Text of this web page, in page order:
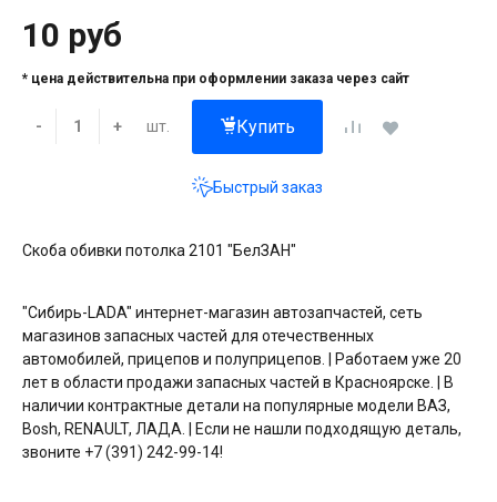
10 руб
* цена действительна при оформлении заказа через сайт
- + шт. Купить
Быстрый заказ
Скоба обивки потолка 2101 "БелЗАН"
"Сибирь-LADA" интернет-магазин автозапчастей, сеть
магазинов запасных частей для отечественных
автомобилей, прицепов и полуприцепов. | Работаем уже 20
лет в области продажи запасных частей в Красноярске. | В
наличии контрактные детали на популярные модели ВАЗ,
Bosh, RENAULT, ЛАДА. | Если не нашли подходящую деталь,
звоните +7 (391) 242-99-14!